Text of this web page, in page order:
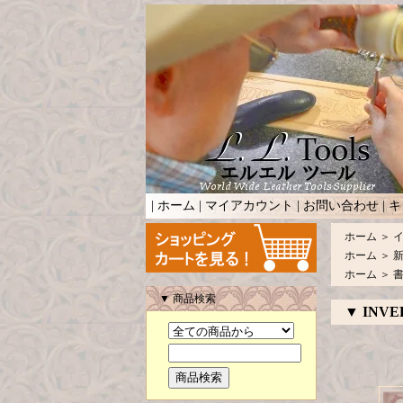
ホーム マイアカウント | お問い合わせ |
▼ 商品検索
ホーム ＞
ホーム ＞
ホーム ＞
▼